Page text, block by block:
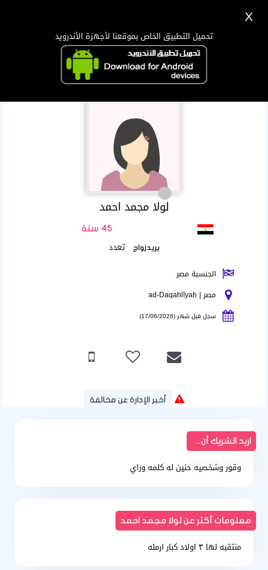
لولا مجمد احمد
45 سنة
يريدزواج تعدد
الجنسية مصر
مصر | ad-Daqahlīyah
سجل قبل شهر (17/06/2026)
أخبر الإدارة عن مخالفة
اريد الشريك أن..
وقور وشخصيه حنين له كلمه وراي
معلومات أكثر عن لولا مجمد احمد
منتقبه لها ٣ اولاد كبار ارمله
X
تحميل التطبيق الخاص بموقعنا لأجهزة الأندرويد